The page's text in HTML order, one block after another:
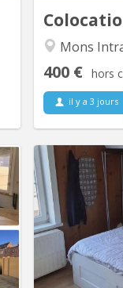
Mons
400 € hors
il y a 3 jours
à
+
-
Je loue
une maison 4
pharmacie)